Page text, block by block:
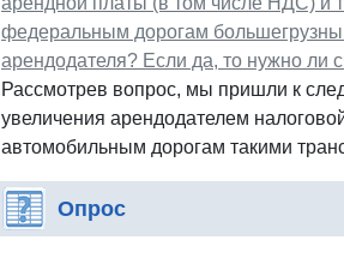
федеральным дорогам
арендодателя? Если да, то нужно ли
Рассмотрев вопрос, мы пришли к
увеличения арендодателем
автомобильным дорогам такими
Опрос